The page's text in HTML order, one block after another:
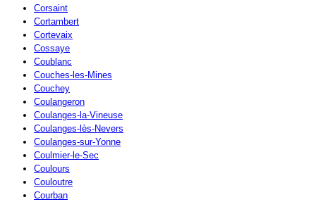
Corsaint
Cortambert
Cortevaix
Cossaye
Coublanc
Couches-les-Mines
Couchey
Coulangeron
Coulanges-la-Vineuse
Coulanges-lès-Nevers
Coulanges-sur-Yonne
Coulmier-le-Sec
Coulours
Couloutre
Courban